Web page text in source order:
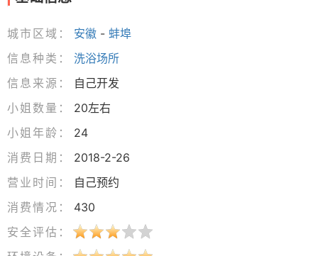
城市区域： 安徽 - 蚌埠
信息种类：
洗浴场所
信息来源：
自己开发
小姐数量：
20左右
小姐年龄：
24
消费日期：
2018-2-26
营业时间：
自己预约
消费情况：
430
安全评估：